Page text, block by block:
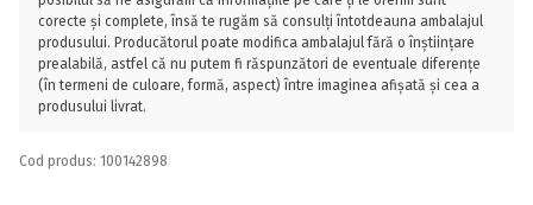
corecte și complete, însă te rugăm să consulți întotdeauna ambalajul
produsului. Producătorul poate modifica ambalajul fără o înștiințare
prealabilă, astfel că nu putem fi răspunzători de eventuale diferențe
(în termeni de culoare, formă, aspect) între imaginea afișată și cea a
produsului livrat.
Cod produs: 100142898